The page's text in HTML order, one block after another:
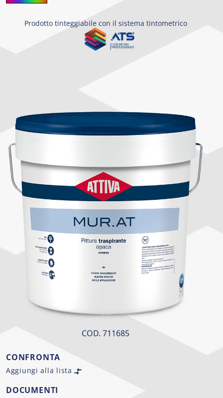
Prodotto tinteggiabile con il sistema tintometrico
COD. 711685
CONFRONTA
Aggiungi alla lista
DOCUMENTI